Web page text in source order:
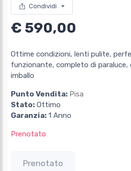
Condividi
€ 590,00
Ottime condizioni, lenti pulite,
funzionante, completo di paraluce,
imballo
Punto Vendita: Pisa
Stato: Ottimo
Garanzia: 1 Anno
Prenotato
Prenotato